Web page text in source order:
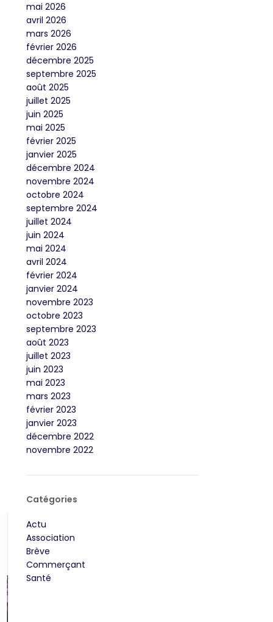
mai 2026
avril 2026
mars 2026
février 2026
décembre 2025
septembre 2025
août 2025
juillet 2025
juin 2025
mai 2025
février 2025
janvier 2025
décembre 2024
novembre 2024
octobre 2024
septembre 2024
juillet 2024
juin 2024
mai 2024
avril 2024
février 2024
janvier 2024
novembre 2023
octobre 2023
septembre 2023
août 2023
juillet 2023
juin 2023
mai 2023
mars 2023
février 2023
janvier 2023
décembre 2022
novembre 2022
Catégories
Actu
Association
Brève
Commerçant
Santé